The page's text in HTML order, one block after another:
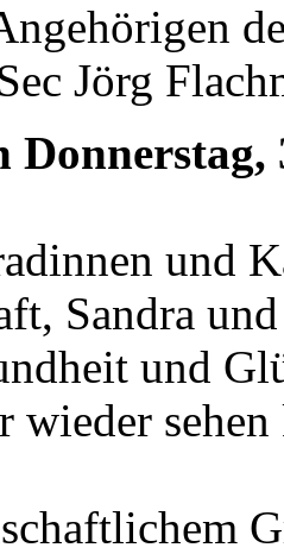
Jörg
Donnerstag,
und
Sandra
und
wieder